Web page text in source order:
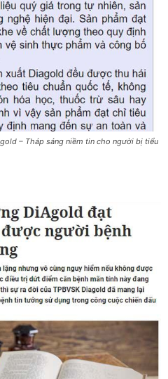
– Tháp sáng niềm tin cho người bị tiểu